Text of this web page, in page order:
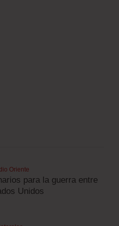
Oriente
para la guerra entre
Unidos